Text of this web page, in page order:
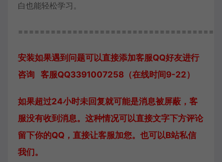
白也能轻松学习。
安装如果遇到问题可以直接添加客服QQ好友进行
咨询 客服QQ3391007258（在线时间9-22）
如果超过24小时未回复就可能是消息被屏蔽，客
服没有收到消息。这种情况可以直接文字下方评论
留下你的QQ，直接让客服加您。也可以B站私信
我们。